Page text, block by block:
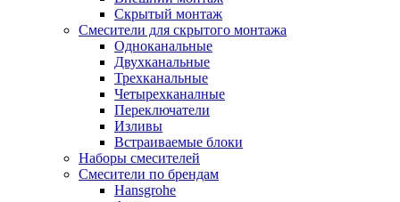
Скрытый монтаж
Смесители для скрытого монтажа
Одноканальные
Двухканальные
Трехканальные
Четырехканалные
Переключатели
Изливы
Встраиваемые блоки
Наборы смесителей
Смесители по брендам
Hansgrohe